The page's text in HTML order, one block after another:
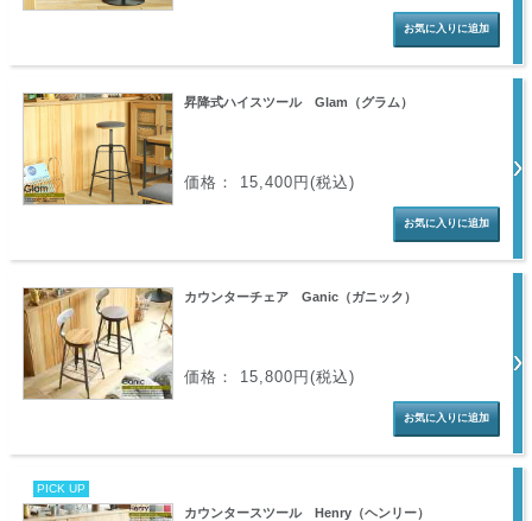
昇降式ハイスツール Glam（グラム）
価格： 15,400円(税込)
カウンターチェア Ganic（ガニック）
価格： 15,800円(税込)
PICK UP
カウンタースツール Henry（ヘンリー）